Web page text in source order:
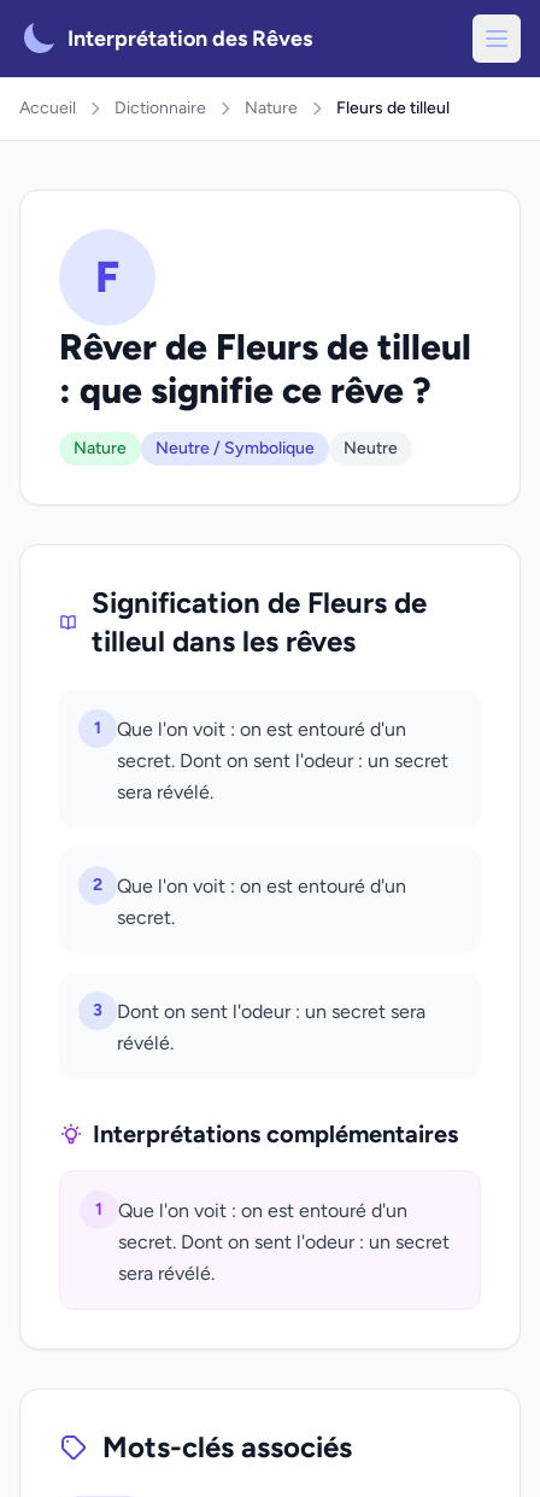
Interprétation des Rêves
Accueil Dictionnaire Nature Fleurs de tilleul
F
Rêver de Fleurs de tilleul
: que signifie ce rêve ?
Nature Neutre / Symbolique Neutre
Signification de Fleurs de
tilleul dans les rêves
1
Que l'on voit : on est entouré d'un
secret. Dont on sent l'odeur : un secret
sera révélé.
2
Que l'on voit : on est entouré d'un
secret.
3
Dont on sent l'odeur : un secret sera
révélé.
Interprétations complémentaires
1
Que l'on voit : on est entouré d'un
secret. Dont on sent l'odeur : un secret
sera révélé.
Mots-clés associés